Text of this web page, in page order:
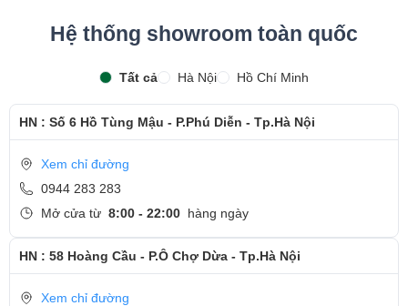
Hệ thống showroom toàn quốc
Tất cả Hà Nội Hồ Chí Minh
HN : Số 6 Hồ Tùng Mậu - P.Phú Diễn - Tp.Hà Nội
Xem chỉ đường
0944 283 283
Mở cửa từ 8:00 - 22:00 hàng ngày
HN : 58 Hoàng Cầu - P.Ô Chợ Dừa - Tp.Hà Nội
Xem chỉ đường